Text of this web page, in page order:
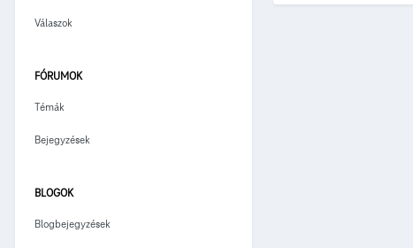
Válaszok
FÓRUMOK
Témák
Bejegyzések
BLOGOK
Blogbejegyzések